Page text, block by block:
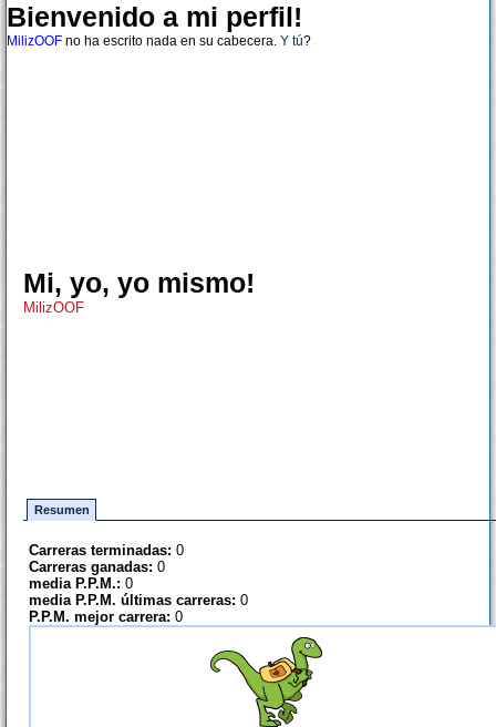
Bienvenido a mi perfil!
MilizOOF no ha escrito nada en su cabecera. Y tú?
Mi, yo, yo mismo!
MilizOOF
Resumen
Carreras terminadas: 0
Carreras ganadas: 0
media P.P.M.: 0
media P.P.M. últimas carreras: 0
P.P.M. mejor carrera: 0